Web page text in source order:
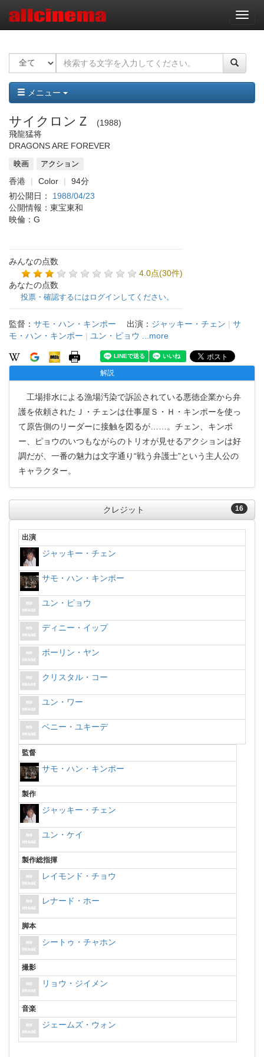
ナ
ビ
ー
ョ
ン
メニュー
サイクロンＺ
1988
飛龍猛将
DRAGONS ARE FOREVER
映画 アクション
香港 Color
94分
初公開日： 1988/04/23
公開情報：東宝東和
映倫：G
みんなの点数
4.0点(30件)
あなたの点数
投票・確認するにはログインしてください。
監督： サモ・ハン・キンポー 出演： ジャッキー・チェン | サ
モ・ハン・キンポー | ユン・ピョウ ...more
解説
工場排水による漁場汚染で訴訟されている悪徳企業から弁
護を依頼されたＪ・チェンは仕事屋Ｓ・Ｈ・キンポーを使っ
て原告側のリーダーに接触を図るが……。チェン、キンポ
ー、ピョウのいつもながらのトリオが見せるアクションは好
調だが、一番の魅力は文字通り“戦う弁護士”という主人公の
キャラクター。
16
クレジット
出演
ジャッキー・チェン
サモ・ハン・キンポー
ユン・ピョウ
ディニー・イップ
ポーリン・ヤン
クリスタル・コー
ユン・ワー
ベニー・ユキーデ
監督
サモ・ハン・キンポー
製作
ジャッキー・チェン
ユン・ケイ
製作総指揮
レイモンド・チョウ
レナード・ホー
脚本
シートゥ・チャホン
撮影
リョウ・ジイメン
音楽
ジェームズ・ウォン